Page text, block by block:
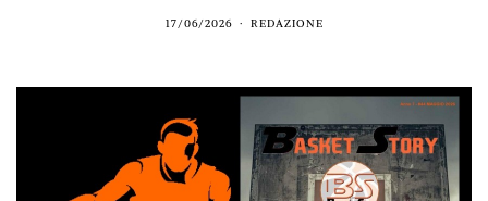
17/06/2026 REDAZIONE